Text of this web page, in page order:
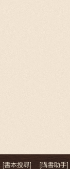
[書本搜尋]
[購書助手]